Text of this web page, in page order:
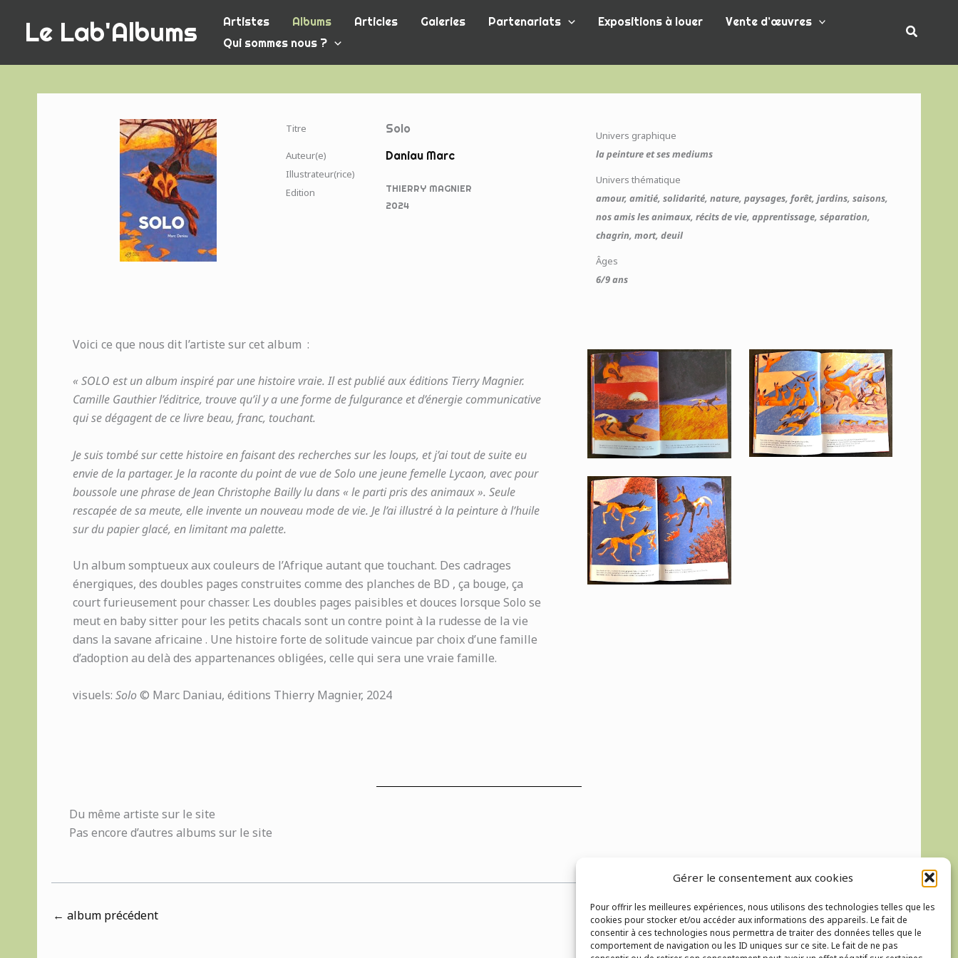
Gérer le consentement aux cookies
Pour offrir les meilleures expériences, nous utilisons des technologies telles que les
cookies pour stocker et/ou accéder aux informations des appareils. Le fait de
consentir à ces technologies nous permettra de traiter des données telles que le
comportement de navigation ou les ID uniques sur ce site. Le fait de ne pas
contenuLe Lab'Albums Artistes Albums Articles Galeries Partenariats Expositions à louer
Vente d’œuvres
Qui sommes nous ?
Titre Solo
Auteur(e)
Illustrateur(rice)
Daniau Marc
Edition
THIERRY MAGNIER
2024
Univers graphique
la peinture et ses mediums
Univers thématique
amour, amitié, solidarité, nature, paysages, forêt, jardins, saisons,
nos amis les animaux, récits de vie, apprentissage, séparation,
chagrin, mort, deuil
Âges
6/9 ans
Voici ce que nous dit l’artiste sur cet album :
« SOLO est un album inspiré par une histoire vraie. Il est publié aux éditions Tierry Magnier.
Camille Gauthier l’éditrice, trouve qu’il y a une forme de fulgurance et d’énergie communicative
qui se dégagent de ce livre beau, franc, touchant.
Je suis tombé sur cette histoire en faisant des recherches sur les loups, et j’ai tout de suite eu
envie de la partager. Je la raconte du point de vue de Solo une jeune femelle Lycaon, avec pour
boussole une phrase de Jean Christophe Bailly lu dans « le parti pris des animaux ». Seule
rescapée de sa meute, elle invente un nouveau mode de vie. Je l’ai illustré à la peinture à l’huile
sur du papier glacé, en limitant ma palette.
Un album somptueux aux couleurs de l’Afrique autant que touchant. Des cadrages
énergiques, des doubles pages construites comme des planches de BD , ça bouge, ça
court furieusement pour chasser. Les doubles pages paisibles et douces lorsque Solo se
meut en baby sitter pour les petits chacals sont un contre point à la rudesse de la vie
dans la savane africaine . Une histoire forte de solitude vaincue par choix d’une famille
d’adoption au delà des appartenances obligées, celle qui sera une vraie famille.
visuels: Solo© Marc Daniau, éditions Thierry Magnier, 2024
Du même artiste sur le site
Pas encore d’autres albums sur le site
← album précédent album suivant→